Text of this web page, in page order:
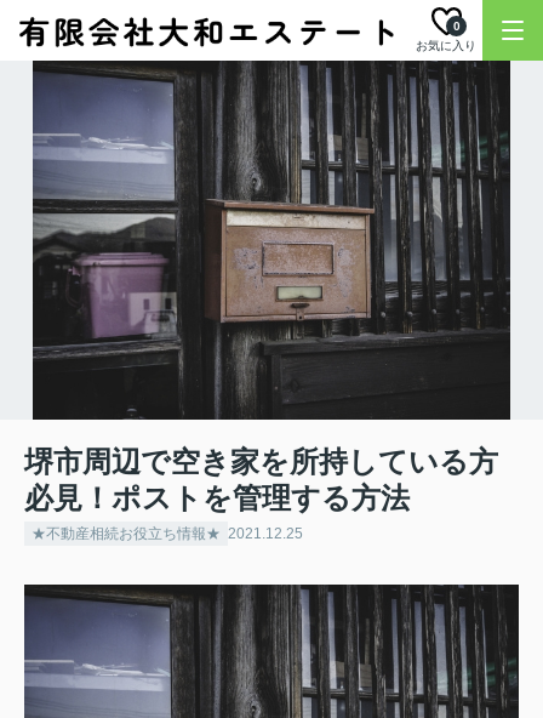
お気に入り
0
堺市周辺で空き家を所持している方
必見！ポストを管理する方法
★不動産相続お役立ち情報★ 2021.12.25